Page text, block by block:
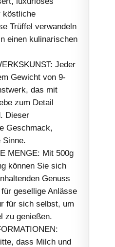
köstliche
Trüffel verwandeln
einen kulinarischen
Jeder
Gewicht von 9-
das mit
zum Detail
Dieser
Geschmack,
Sinne.
MENGE: Mit 500g
können Sie sich
Genuss
gesellige Anlässe
für sich selbst, um
zu genießen.
dass Milch und